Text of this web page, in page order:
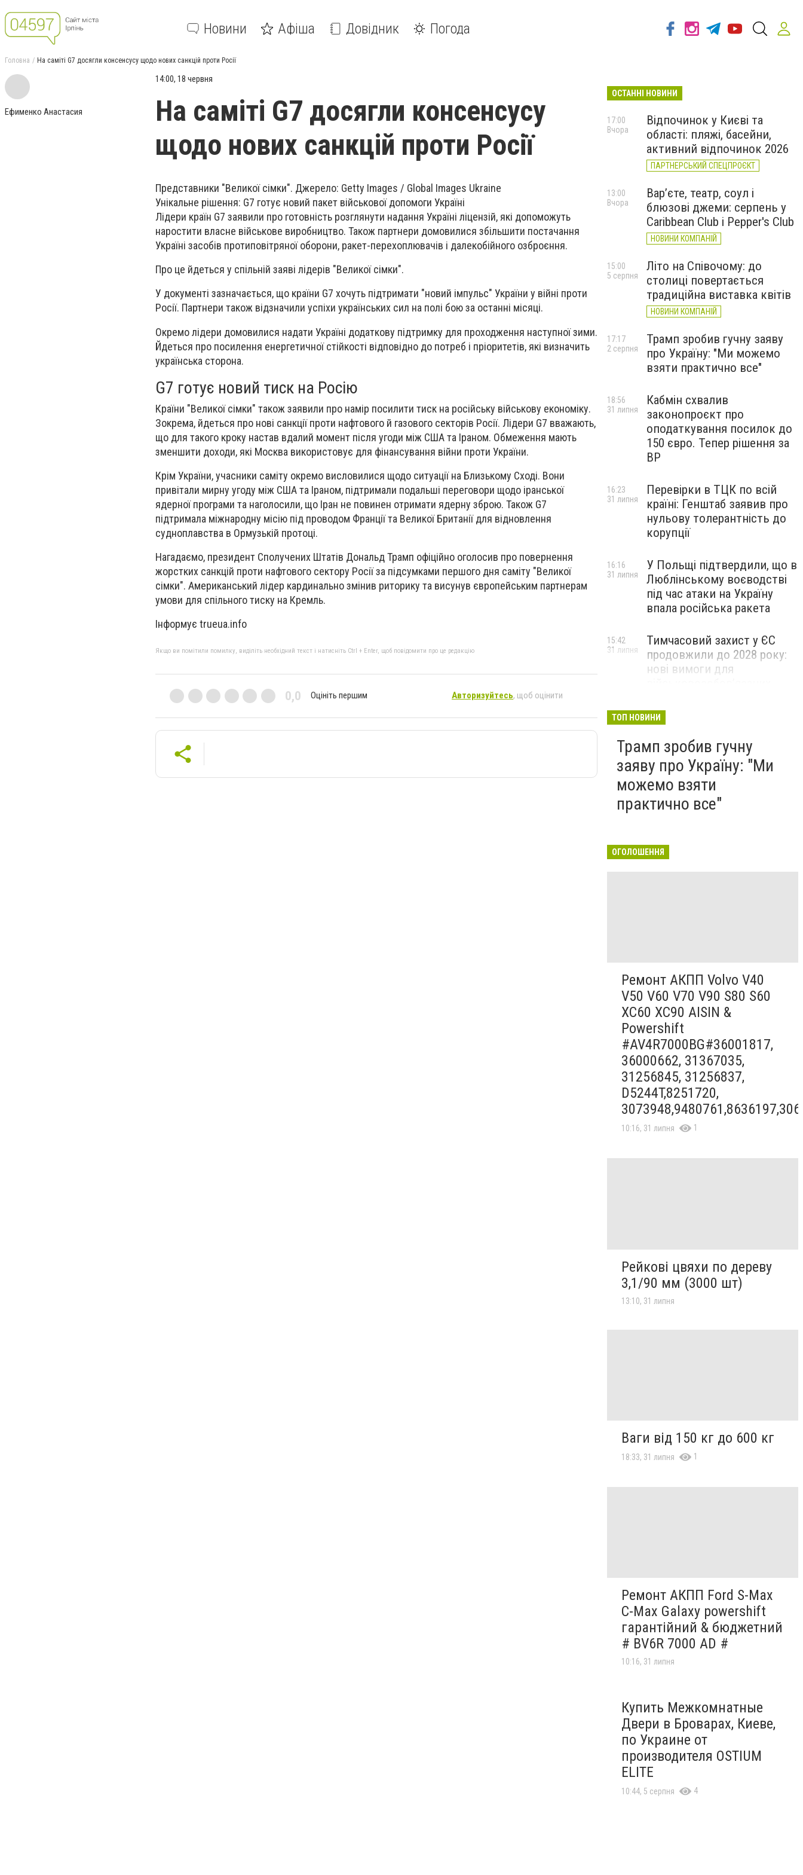
Новини Афіша Довідник Погода
Головна На саміті G7 досягли консенсусу щодо нових санкцій проти Росії
Ефименко Анастасия
14:00, 18 червня
На саміті G7 досягли консенсусу
щодо нових санкцій проти Росії
Представники "Великої сімки". Джерело: Getty Images / Global Images Ukraine
Унікальне рішення: G7 готує новий пакет військової допомоги Україні
Лідери країн G7 заявили про готовність розглянути надання Україні ліцензій, які допоможуть
наростити власне військове виробництво. Також партнери домовилися збільшити постачання
Україні засобів протиповітряної оборони, ракет-перехоплювачів і далекобійного озброєння.
Про це йдеться у спільній заяві лідерів "Великої сімки".
У документі зазначається, що країни G7 хочуть підтримати "новий імпульс" України у війні проти
Росії. Партнери також відзначили успіхи українських сил на полі бою за останні місяці.
Окремо лідери домовилися надати Україні додаткову підтримку для проходження наступної зими.
Йдеться про посилення енергетичної стійкості відповідно до потреб і пріоритетів, які визначить
українська сторона.
G7 готує новий тиск на Росію
Країни "Великої сімки" також заявили про намір посилити тиск на російську військову економіку.
Зокрема, йдеться про нові санкції проти нафтового й газового секторів Росії. Лідери G7 вважають,
що для такого кроку настав вдалий момент після угоди між США та Іраном. Обмеження мають
зменшити доходи, які Москва використовує для фінансування війни проти України.
Крім України, учасники саміту окремо висловилися щодо ситуації на Близькому Сході. Вони
привітали мирну угоду між США та Іраном, підтримали подальші переговори щодо іранської
ядерної програми та наголосили, що Іран не повинен отримати ядерну зброю. Також G7
підтримала міжнародну місію під проводом Франції та Великої Британії для відновлення
судноплавства в Ормузькій протоці.
Нагадаємо, президент Сполучених Штатів Дональд Трамп офіційно оголосив про повернення
жорстких санкцій проти нафтового сектору Росії за підсумками першого дня саміту "Великої
сімки". Американський лідер кардинально змінив риторику та висунув європейським партнерам
умови для спільного тиску на Кремль.
Інформує trueua.info
Якщо ви помітили помилку, виділіть необхідний текст і натисніть Ctrl + Enter, щоб повідомити про це редакцію
0,0 Оцініть першим Авторизуйтесь, щоб оцінити
ОСТАННІ НОВИНИ
Відпочинок у Києві та
області: пляжі, басейни,
активний відпочинок 2026
ПАРТНЕРСЬКИЙ СПЕЦПРОЄКТ
17:00
Вчора
Вар’єте, театр, соул і
блюзові джеми: серпень у
Caribbean Club і Pepper's Club
НОВИНИ КОМПАНІЙ
13:00
Вчора
Літо на Співочому: до
столиці повертається
традиційна виставка квітів
НОВИНИ КОМПАНІЙ
15:00
5 серпня
Трамп зробив гучну заяву
про Україну: "Ми можемо
взяти практично все"
17:17
2 серпня
Кабмін схвалив
законопроєкт про
оподаткування посилок до
150 євро. Тепер рішення за
ВР
18:56
31 липня
Перевірки в ТЦК по всій
країні: Генштаб заявив про
нульову толерантність до
корупції
16:23
31 липня
У Польщі підтвердили, що в
Люблінському воєводстві
під час атаки на Україну
впала російська ракета
16:16
31 липня
Тимчасовий захист у ЄС
продовжили до 2028 року:
нові вимоги для
15:42
31 липня
ТОП НОВИНИ
Трамп зробив гучну
заяву про Україну: "Ми
можемо взяти
практично все"
ОГОЛОШЕННЯ
Ремонт АКПП Volvo V40
V50 V60 V70 V90 S80 S60
XC60 XC90 AISIN &
Powershift
#AV4R7000BG#36001817,
36000662, 31367035,
31256845, 31256837,
D5244T,8251720,
10:16, 31 липня 1
Рейкові цвяхи по дереву
3,1/90 мм (3000 шт)
13:10, 31 липня
Ваги від 150 кг до 600 кг
18:33, 31 липня 1
Ремонт АКПП Ford S-Max
C-Max Galaxy powershift
гарантійний & бюджетний
# BV6R 7000 AD #
10:16, 31 липня
Купить Межкомнатные
Двери в Броварах, Киеве,
по Украине от
производителя OSTIUM
ELITE
10:44, 5 серпня 4